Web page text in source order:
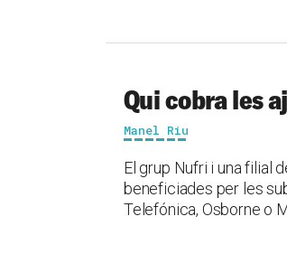
Qui cobra les
Manel Riu
El grup Nufri i una filial
beneficiades per les
Telefónica, Osborne o